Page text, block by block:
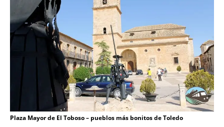
Plaza Mayor de El Toboso – pueblos más bonitos de Toledo